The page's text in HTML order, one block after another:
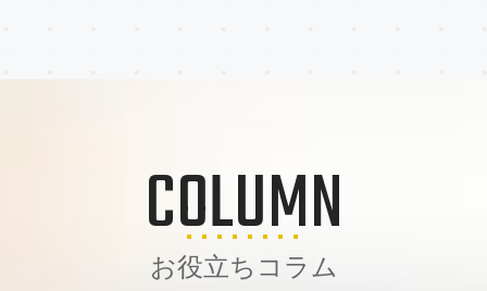
COLUMN
お役立ちコラム